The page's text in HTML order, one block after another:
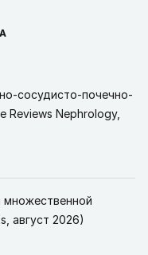
сосудисто-почечно-
Reviews Nephrology,
август 2026)